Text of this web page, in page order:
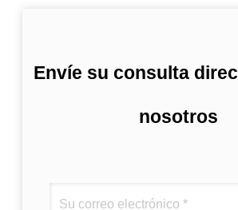
Envíe su consulta
nosotros